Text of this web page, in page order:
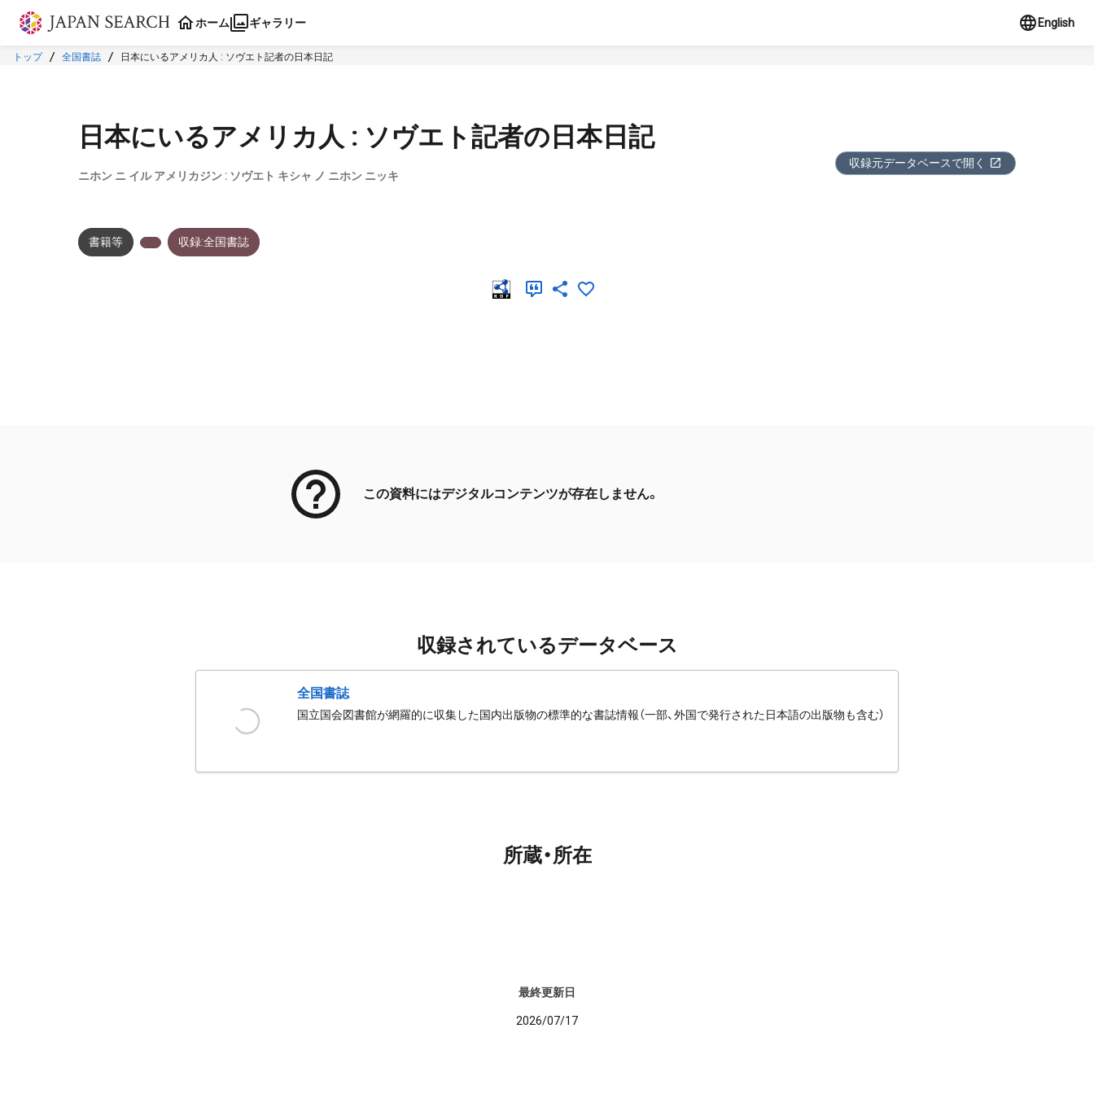
本文に飛ぶ
ホーム ギャラリー English
トップ 全国書誌 日本にいるアメリカ人 : ソヴエト記者の日本日記
日本にいるアメリカ人 : ソヴエト記者の日本日記
ニホン ニ イル アメリカジン : ソヴエト キシャ ノ ニホン ニッキ
収録元データベースで開く
書籍等 収録:全国書誌
この資料にはデジタルコンテンツが存在しません。
収録されているデータベース
全国書誌
国立国会図書館が網羅的に収集した国内出版物の標準的な書誌情報（一部、外国で発行された日本語の出版物も含む）
所蔵・所在
最終更新日
2026/07/17